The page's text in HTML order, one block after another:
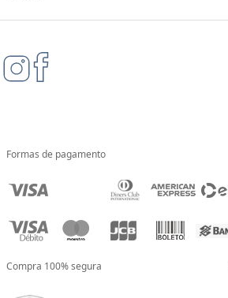
Formas de pagamento
Compra 100% segura